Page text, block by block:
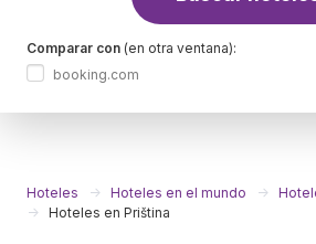
Comparar con (en otra ventana):
booking.com
Hoteles Hoteles en el mundo
Hoteles en Priština